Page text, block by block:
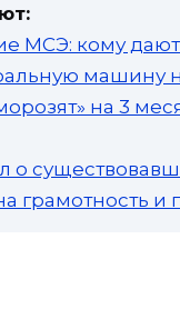
МСЭ: кому
машину
на 3
о
на грамотность